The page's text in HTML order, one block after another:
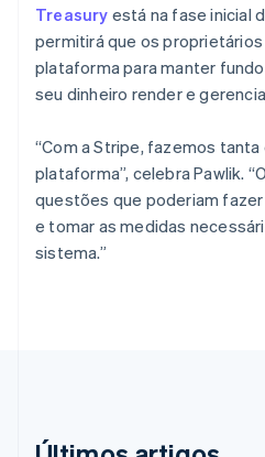
Treasury está na fase inicial
permitirá que os
plataforma para manter
seu dinheiro render e
“Com a Stripe, fazemos
plataforma”, celebra Pawlik.
questões que poderiam
e tomar as medidas
sistema.”
Chipre
English
Croácia
EnglishItaliano
Dinamarca
Emirados Árabes Unidos
English
Eslováquia
Eslovênia
English